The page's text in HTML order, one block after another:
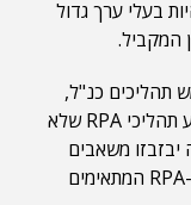
בעלי ערך גדול
המקביל.
תהליכים כנ"ל,
לרוב יסתיים בבחינת סרק, כשבמקרה הגרוע תהליכי RPA שלא
יבזבזו משאבים
רבים וימנעו מיקוד באיתור ופיתוח תהליכי ה-RPA המתאימים